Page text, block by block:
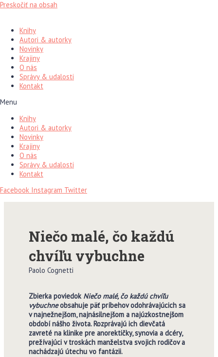
Preskočiť na obsah
Knihy
Autori & autorky
Novinky
Krajiny
O nás
Správy & udalosti
Kontakt
Menu
Knihy
Autori & autorky
Novinky
Krajiny
O nás
Správy & udalosti
Kontakt
Facebook Instagram Twitter
Niečo malé, čo každú
chvíľu vybuchne
Paolo Cognetti
Zbierka poviedok Niečo malé, čo každú chvíľu
vybuchneobsahuje päť príbehov odohrávajúcich sa
v najnežnejšom, najnásilnejšom a najúzkostnejšom
období nášho života. Rozprávajú ich dievčatá
zavreté na klinike pre anorektičky, synovia a dcéry,
prežívajúci v troskách manželstva svojich rodičov a
nachádzajú útechu vo fantázii.